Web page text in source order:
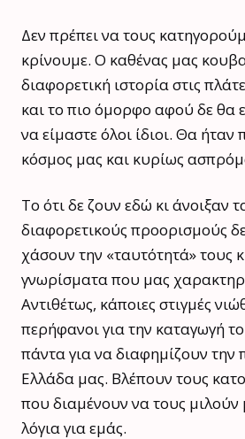
Δεν πρέπει να τους
κρίνουμε. Ο καθένας μας
διαφορετική ιστορία στις
και το πιο όμορφο αφού δε θα
να είμαστε όλοι ίδιοι. Θα
κόσμος μας και κυρίως
Το ότι δε ζουν εδώ κι άνοιξαν
διαφορετικούς προορισμούς
χάσουν την «ταυτότητά» τους
γνωρίσματα που μας
Αντιθέτως, κάποιες στιγμές
περήφανοι για την καταγωγή
πάντα για να διαφημίζουν
Ελλάδα μας. Βλέπουν τους
που διαμένουν να τους μιλούν
λόγια για εμάς.